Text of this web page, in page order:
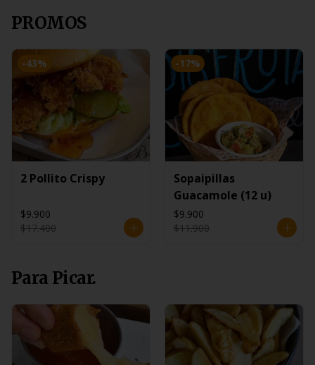
PROMOS
-43%
2 Pollito Crispy
$9.900
$17.400
-17%
Sopaipillas
Guacamole (12 u)
$9.900
$11.900
Para Picar.